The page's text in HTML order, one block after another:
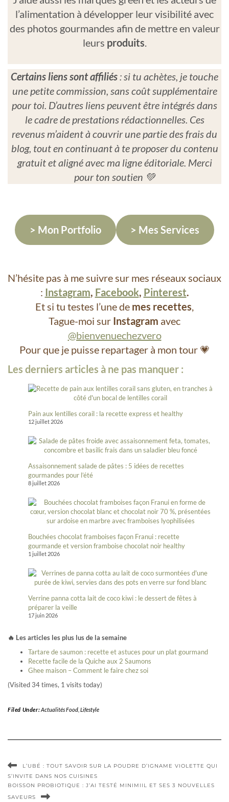
l’alimentation à développer leur visibilité avec
des photos gourmandes afin de mettre en valeur
leurs produits.
Certains liens sont affiliés: si tu achètes, je touche
une petite commission, sans coût supplémentaire
pour toi. D’autres liens peuvent être intégrés dans
le cadre de prestations rédactionnelles. Ces
revenus m’aident à couvrir une partie des frais du
blog, tout en continuant à te proposer du contenu
gratuit et aligné avec ma ligne éditoriale. Merci
pour ton soutien 💚
> Mon Portfolio > Mes Services
N’hésite pas à me suivre sur mes réseaux sociaux
: Instagram, Facebook, Pinterest.
Et si tu testes l’une de mes recettes
Tague-moi sur Instagram avec
@bienvenuechezvero
Pour que je puisse repartager à mon tour 💗
Les derniers articles à ne pas manquer :
Pain aux lentilles corail : la recette express et healthy
12 juillet 2026
Assaisonnement salade de pâtes : 5 idées de recettes
gourmandes pour l’été
8 juillet 2026
Bouchées chocolat framboises façon Franui : recette
gourmande et version framboise chocolat noir healthy
1 juillet 2026
Verrine panna cotta lait de coco kiwi : le dessert de fêtes à
préparer la veille
17 juin 2026
🔥 Les articles les plus lus de la semaine
Tartare de saumon : recette et astuces pour un plat gourmand
Recette facile de la Quiche aux 2 Saumons
Ghee maison – Comment le faire chez soi
(Visited 34 times, 1 visits today)
Filed Under:Actualités Food, Lifestyle
L’UBÉ : TOUT SAVOIR SUR LA POUDRE D’IGNAME VIOLETTE QUI
S’INVITE DANS NOS CUISINES
BOISSON PROBIOTIQUE : J’AI TESTÉ MINIMIIL ET SES 3 NOUVELLES
SAVEURS